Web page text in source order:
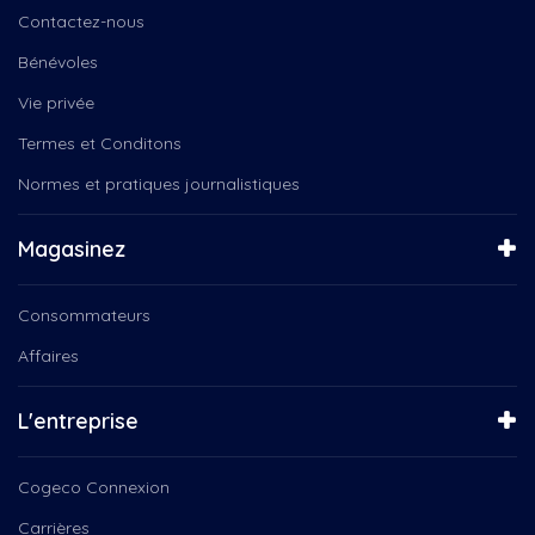
Deny Cloutier
Entraide au masculin...
Environnement
F2Country Band
Folk, Beaulac
François Bellefeuille,...
Gabrielle Proulx
Ingrid St-Pierre, Plus en...
Instinct Canin
Jean-Michel Anctil
Instinct canin
La boîte à chansons
La Féérie de Noël
La Tête dans les nuances
La veillée des Dufour
Le 150e du Canada
Le Choeur Pro-Musica
Le Québec connecté
Le Québec Connecté...
Les contes du Père Noël
Les Jarrets Noirs
NousTV présente
Orchestre Philharmonique de...
Contactez-nous
Bénévoles
Vie privée
Termes et Conditons
Normes et pratiques journalistiques
Magasinez
Consommateurs
Affaires
L'entreprise
Cogeco Connexion
Carrières